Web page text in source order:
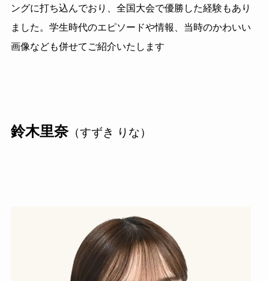
ングに打ち込んでおり、全国大会で優勝した経験もあり
ました。学生時代のエピソードや情報、当時のかわいい
画像なども併せてご紹介いたします
鈴木里奈（すずき りな）